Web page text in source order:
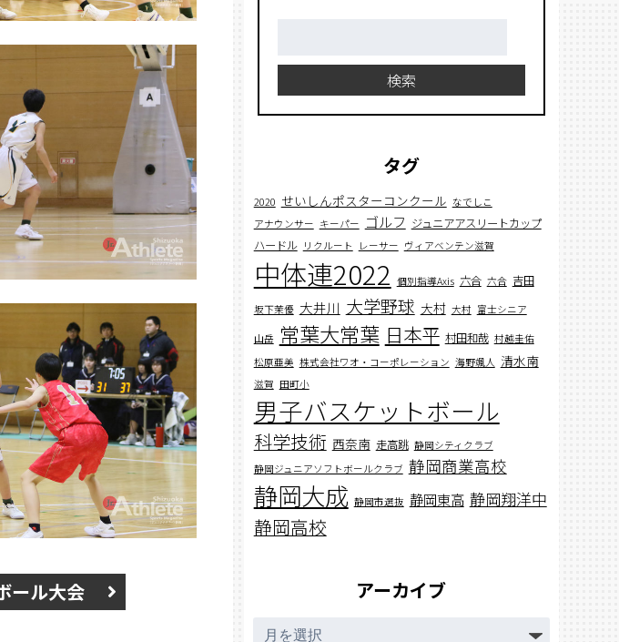
ール大会
検索
タグ
2020 せいしんポスターコンクール なでしこ
アナウンサー キーパー ゴルフ ジュニアアスリートカップ
ハードル リクルート レーサー ヴィアベンテン滋賀
中体連2022 個別指導Axis 六合 六合 吉田
坂下茉優 大井川 大学野球 大村 大村 富士シニア
山岳 常葉大常葉 日本平 村田和哉 村越圭佑
松原亜美 株式会社ワオ・コーポレーション 海野颯人 清水南
滋賀 田町小
男子バスケットボール
科学技術 西奈南 走高跳 静岡シティクラブ
静岡ジュニアソフトボールクラブ 静岡商業高校
静岡大成 静岡市選抜 静岡東高 静岡翔洋中
静岡高校
アーカイブ